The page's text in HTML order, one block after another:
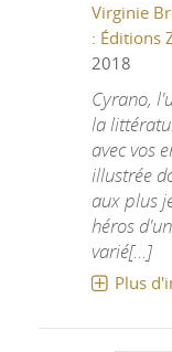
Virginie
: Éditions
2018
Cyrano,
la
avec vos
illustrée
aux plus
héros
varié[...]
Plus